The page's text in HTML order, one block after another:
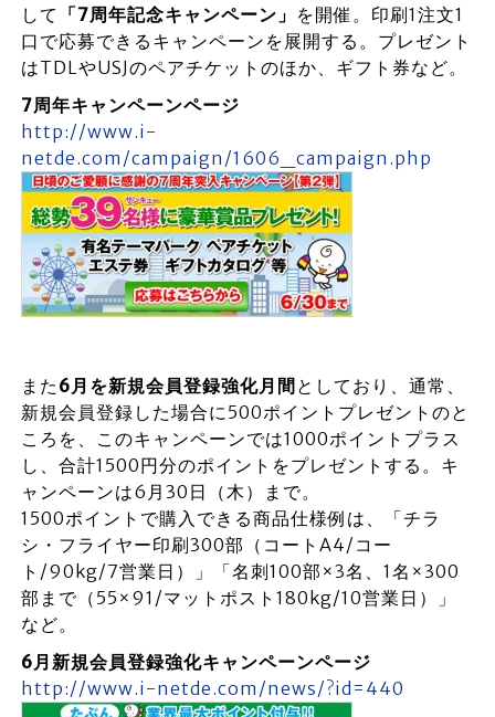
して 「7周年記念キャンペーン」 を開催。印刷1注文1
口で応募できるキャンペーンを展開する。プレゼント
はTDLやUSJのペアチケットのほか、ギフト券など。
7周年キャンペーンページ
http://www.i-
netde.com/campaign/1606_campaign.php
また 6月を新規会員登録強化月間 としており、通常、
新規会員登録した場合に500ポイントプレゼントのと
ころを、このキャンペーンでは1000ポイントプラス
し、合計1500円分のポイントをプレゼントする。キ
ャンペーンは6月30日（木）まで。
1500ポイントで購入できる商品仕様例は、「チラ
シ・フライヤー印刷300部（コートA4/コー
ト/90kg/7営業日）」「名刺100部×3名、1名×300
部まで（55×91/マットポスト180kg/10営業日）」
など。
6月新規会員登録強化キャンペーンページ
http://www.i-netde.com/news/?id=440